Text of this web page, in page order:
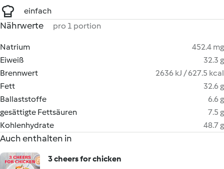
einfach
Nährwerte pro 1 portion
Natrium
452.4 mg
Eiweiß
32.3 g
Brennwert
2636 kJ / 627.5 kcal
Fett
32.6 g
Ballaststoffe
6.6 g
gesättigte Fettsäuren
7.5 g
Kohlenhydrate
48.7 g
Auch enthalten in
3 cheers for chicken